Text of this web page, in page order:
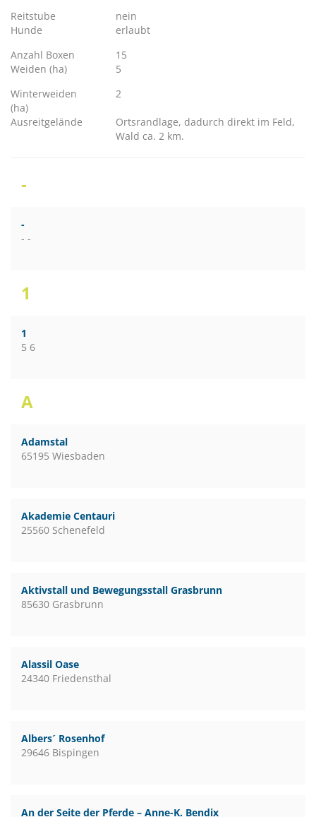
Reitstube
nein
Hunde
erlaubt
Anzahl Boxen
15
Weiden (ha)
5
Winterweiden
(ha)
2
Ausreitgelände
Ortsrandlage, dadurch direkt im Feld,
Wald ca. 2 km.
-
-
- -
1
1
5 6
A
Adamstal
65195 Wiesbaden
Akademie Centauri
25560 Schenefeld
Aktivstall und Bewegungsstall Grasbrunn
85630 Grasbrunn
Alassil Oase
24340 Friedensthal
Albers´ Rosenhof
29646 Bispingen
An der Seite der Pferde – Anne-K. Bendix